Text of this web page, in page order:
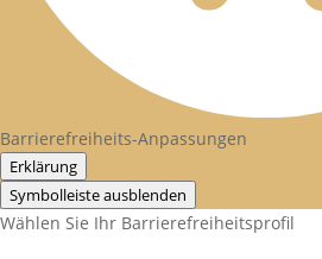
Barrierefreiheits-Anpassungen
Erklärung
Symbolleiste ausblenden
Wählen Sie Ihr Barrierefreiheitsprofil